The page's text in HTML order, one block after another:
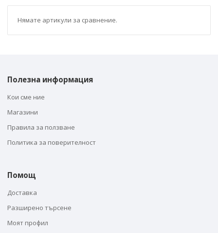
Нямате артикули за сравнение.
Полезна информация
Кои сме ние
Магазини
Правила за ползване
Политика за поверителност
Помощ
Доставка
Разширено търсене
Моят профил